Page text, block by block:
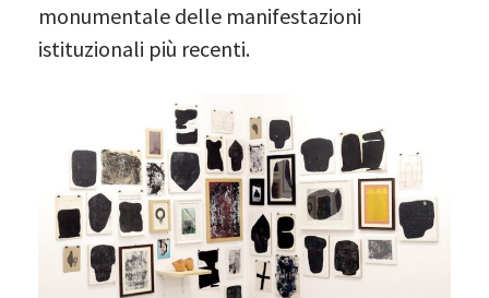
monumentale delle manifestazioni
istituzionali più recenti.